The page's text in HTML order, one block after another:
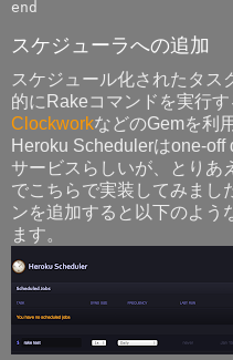
スケジューラへの追加
スケジュール化されたタス
的にRakeコマンドを実行す
ClockworkなどのGemを利
Heroku Schedulerはone-
サービスらしいが、とりあ
でこちらで実装してみまし
ンを追加すると以下のよう
ます。